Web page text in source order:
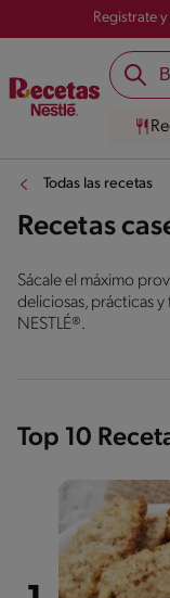
Registrate
Todas las recetas
Recetas
Sácale el máximo
deliciosas, prácticas y
NESTLÉ®.
Top 10